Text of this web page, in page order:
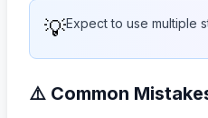
💡Expect to use multiple
⚠️ Common